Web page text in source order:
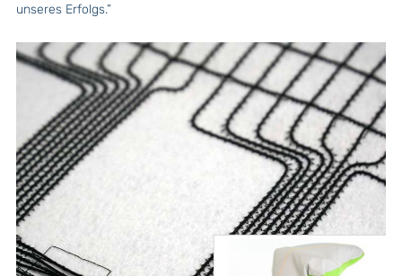
unseres Erfolgs.”